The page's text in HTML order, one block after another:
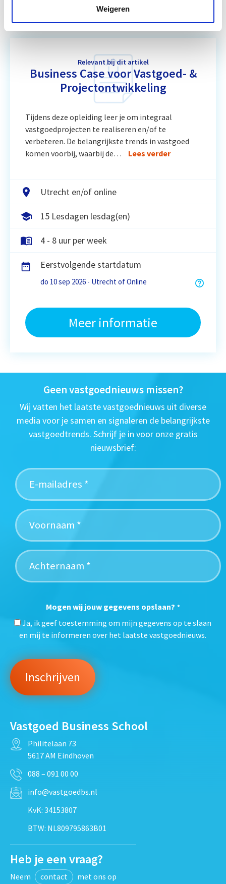
Weigeren
Relevant bij dit artikel
Business Case voor Vastgoed- &
Projectontwikkeling
Tijdens deze opleiding leer je om integraal
vastgoedprojecten te realiseren en/of te
verbeteren. De belangrijkste trends in vastgoed
komen voorbij, waarbij de…
Lees verder
Utrecht en/of online
15 Lesdagen lesdag(en)
4 - 8 uur per week
Eerstvolgende startdatum
do 10 sep 2026 - Utrecht of Online
Meer informatie
Geen vastgoednieuws missen?
Wij vatten het laatste vastgoednieuws uit diverse
media voor je samen en signaleren de belangrijkste
vastgoedtrends. Schrijf je in voor onze gratis
nieuwsbrief:
Mogen wij jouw gegevens opslaan? *
Ja, ik geef toestemming om mijn gegevens op te slaan
en mij te informeren over het laatste vastgoednieuws.
Vastgoed Business School
Philitelaan 73
5617 AM Eindhoven
088 – 091 00 00
info@vastgoedbs.nl
KvK: 34153807
BTW: NL809795863B01
Heb je een vraag?
Neem contact met ons op